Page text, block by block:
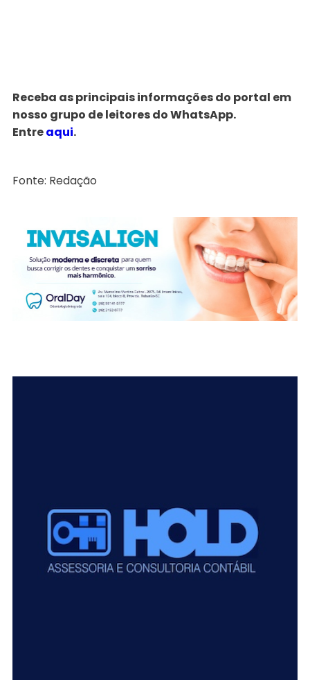
Receba as principais informações do portal em
nosso grupo de leitores do WhatsApp.
Entreaqui.
Fonte: Redação